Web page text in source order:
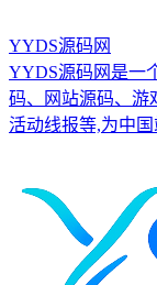
YYDS源码网
YYDS源码网是一
码、网站源码、游
活动线报等,为中国